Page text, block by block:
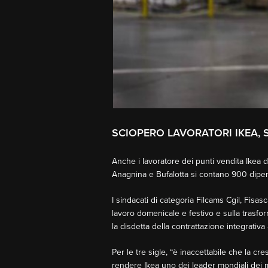
SCIOPERO LAVORATORI
Anche i lavoratore dei punti vendita Ikea
Anagnina e Bufalotta si contano 900
I sindacati di categoria Filcams Cgil,
lavoro domenicale e festivo e sulla
la disdetta della contrattazione
Per le tre sigle, “è inaccettabile che la
rendere Ikea uno dei leader mondiali dei